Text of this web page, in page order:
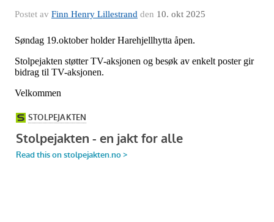
Postet av Finn Henry Lillestrand den 10. okt 2025
Søndag 19.oktober holder Harehjellhytta åpen.
Stolpejakten støtter TV-aksjonen og besøk av enkelt poster gir
bidrag til TV-aksjonen.
Velkommen